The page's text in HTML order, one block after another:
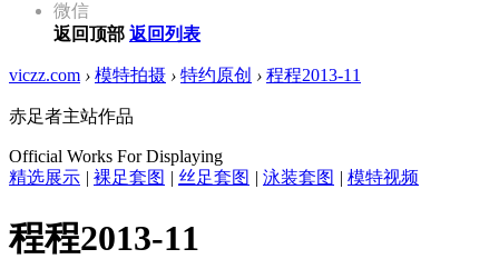
微信
返回顶部 返回列表
viczz.com › 模特拍摄 › 特约原创 › 程程2013-11
赤足者主站作品
Official Works For Displaying
精选展示 | 裸足套图 | 丝足套图 | 泳装套图 | 模特视频
程程2013-11